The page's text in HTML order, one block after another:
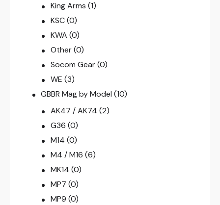
King Arms (1)
KSC (0)
KWA (0)
Other (0)
Socom Gear (0)
WE (3)
GBBR Mag by Model (10)
AK47 / AK74 (2)
G36 (0)
M14 (0)
M4 / M16 (6)
MK14 (0)
MP7 (0)
MP9 (0)